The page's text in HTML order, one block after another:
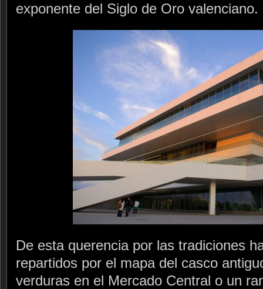
exponente del Siglo de Oro valenciano.
De esta querencia por las tradiciones
repartidos por el mapa del casco
verduras en el Mercado Central o un